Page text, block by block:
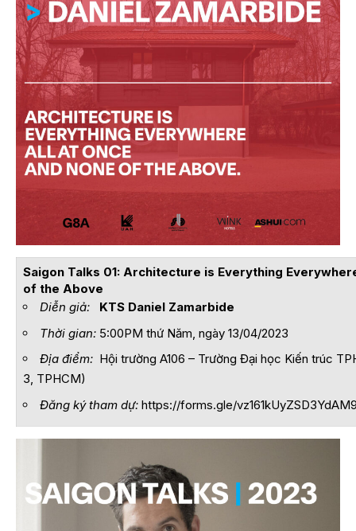
Saigon Talks 01: Architecture is Everything
of the Above
Diễn giả:
KTS Daniel Zamarbide
Thời gian:5:00PM thứ Năm, ngày 13/04/2023
Địa điểm:Hội trường A106 – Trường Đại học Kiến trúc
3, TPHCM)
Đăng ký tham dự: https://forms.gle/